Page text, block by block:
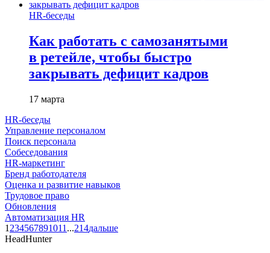
HR-беседы
Как работать с самозанятыми
в ретейле, чтобы быстро
закрывать дефицит кадров
17 марта
HR-беседы
Управление персоналом
Поиск персонала
Собеседования
HR-маркетинг
Бренд работодателя
Оценка и развитие навыков
Трудовое право
Обновления
Автоматизация HR
1 234567891011 ...214дальше
HeadHunter